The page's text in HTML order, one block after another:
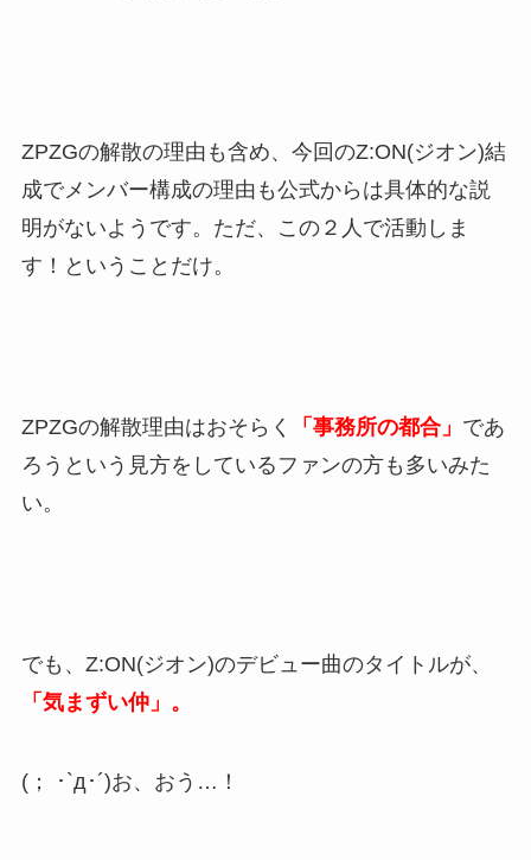
ZPZGの解散の理由も含め、今回のZ:ON(ジオン)結
成でメンバー構成の理由も公式からは具体的な説
明がないようです。ただ、この２人で活動しま
す！ということだけ。
ZPZGの解散理由はおそらく 「事務所の都合」 であ
ろうという見方をしているファンの方も多いみた
い。
でも、Z:ON(ジオン)のデビュー曲のタイトルが、
「気まずい仲」。
(； ･`д･´)お、おう…！